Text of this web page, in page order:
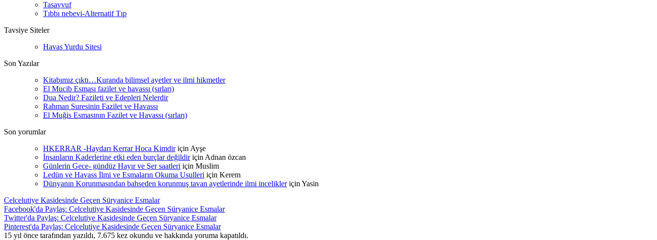
Tasavvuf
Tıbbı nebevi-Alternatif Tıp
Tavsiye Siteler
Havas Yurdu Sitesi
Son Yazılar
Kitabımız çıktı…Kuranda bilimsel ayetler ve ilmi hikmetler
El Mucib Esması fazilet ve havassı (sırları)
Dua Nedir? Fazileti ve Edepleri Nelerdir
Rahman Suresinin Fazilet ve Havassı
El Muğis Esmasının Fazilet ve Havassı (sırları)
Son yorumlar
HKERRAR -Haydarı Kerrar Hoca Kimdiriçin Ayşe
İnsanların Kaderlerine etki eden burçlar değildiriçin Adnan özcan
Günlerin Gece- gündüz Hayır ve Şer saatleri için Muslim
Ledün ve Havass İlmi ve Esmaların Okuma Usulleri için Kerem
Dünyanın Korunmasından bahseden korunmuş tavan ayetlerinde ilmi incelikleriçin Yasin
Celcelutiye Kasidesinde Geçen Süryanice Esmalar
Facebook'da Paylaş: Celcelutiye Kasidesinde Geçen Süryanice Esmalar
Twitter'da Paylaş: Celcelutiye Kasidesinde Geçen Süryanice Esmalar
Pinterest'da Paylaş: Celcelutiye Kasidesinde Geçen Süryanice Esmalar
15 yıl önce tarafından yazıldı, 7.675 kez okundu ve hakkında yoruma kapatıldı.